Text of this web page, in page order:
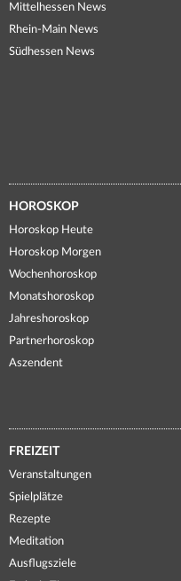
Mittelhessen News
Rhein-Main News
Südhessen News
HOROSKOP
Horoskop Heute
Horoskop Morgen
Wochenhoroskop
Monatshoroskop
Jahreshoroskop
Partnerhoroskop
Aszendent
FREIZEIT
Veranstaltungen
Spielplätze
Rezepte
Meditation
Ausflugsziele